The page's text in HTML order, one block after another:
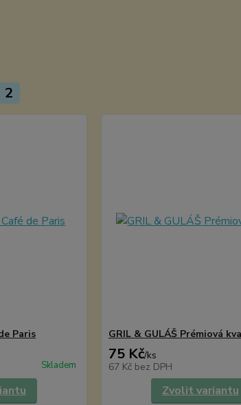
2
Paris
Skladem
GRIL & GULÁŠ Prémiová
75 Kč/ks
67 Kč bez DPH
Zvolit variantu